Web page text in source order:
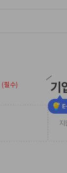
(필수) 기